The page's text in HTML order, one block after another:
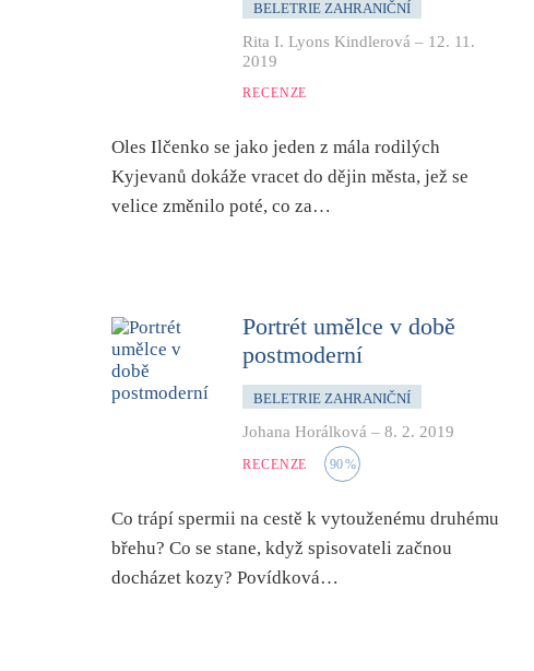
BELETRIE ZAHRANIČNÍ
Rita I. Lyons Kindlerová – 12. 11.
2019
RECENZE
Oles Ilčenko se jako jeden z mála rodilých
Kyjevanů dokáže vracet do dějin města, jež se
velice změnilo poté, co za…
Portrét umělce v době
postmoderní
BELETRIE ZAHRANIČNÍ
Johana Horálková – 8. 2. 2019
RECENZE 90%
Co trápí spermii na cestě k vytouženému druhému
břehu? Co se stane, když spisovateli začnou
docházet kozy? Povídková…